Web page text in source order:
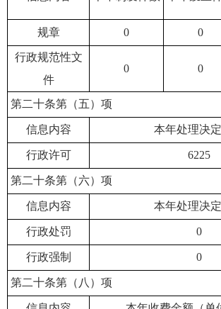
规章 0 0
行政规范性文
件
0 0
第二十条第（五）项
信息内容 本年处理决
行政许可 6225
第二十条第（六）项
信息内容 本年处理决
行政处罚 0
行政强制 0
第二十条第（八）项